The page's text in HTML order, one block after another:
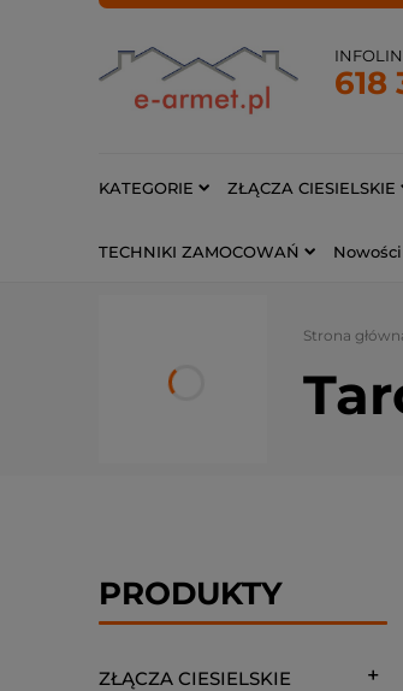
618
KATEGORIE ZŁĄCZA CIESIELSKIE
TECHNIKI ZAMOCOWAŃ Nowości
Strona
PRODUKTY
ZŁĄCZA CIESIELSKIE